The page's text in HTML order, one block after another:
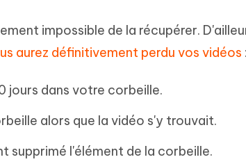
impossible de la récupérer.
aurez définitivement perdu vos vidéos :
jours dans votre corbeille.
alors que la vidéo s'y trouvait.
supprimé l'élément de la corbeille.